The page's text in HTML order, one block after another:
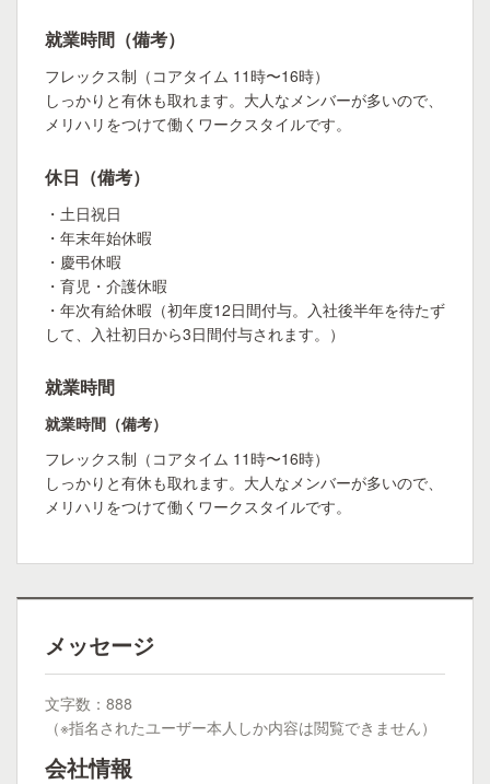
就業時間（備考）
フレックス制（コアタイム 11時〜16時）
しっかりと有休も取れます。大人なメンバーが多いので、
メリハリをつけて働くワークスタイルです。
休日（備考）
・土日祝日
・年末年始休暇
・慶弔休暇
・育児・介護休暇
・年次有給休暇（初年度12日間付与。入社後半年を待たず
して、入社初日から3日間付与されます。）
就業時間
就業時間（備考）
フレックス制（コアタイム 11時〜16時）
しっかりと有休も取れます。大人なメンバーが多いので、
メリハリをつけて働くワークスタイルです。
メッセージ
文字数：888
（※指名されたユーザー本人しか内容は閲覧できません）
会社情報